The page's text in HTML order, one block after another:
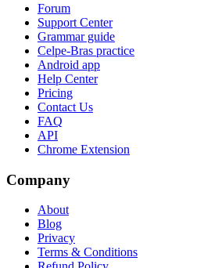
Forum
Support Center
Grammar guide
Celpe-Bras practice
Android app
Help Center
Pricing
Contact Us
FAQ
API
Chrome Extension
Company
About
Blog
Privacy
Terms & Conditions